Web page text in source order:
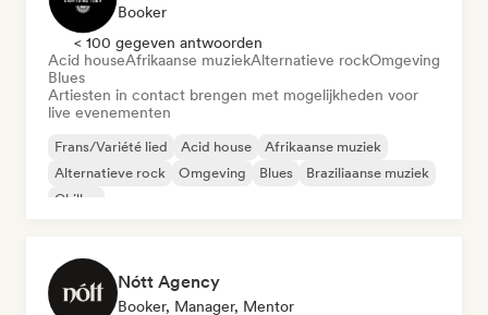
Booker
< 100 gegeven antwoorden
Acid houseAfrikaanse muziekAlternatieve rockOmgeving
Blues
Artiesten in contact brengen met mogelijkheden voor
live evenementen
Frans/Variété lied Acid house
Afrikaanse muziek
Alternatieve rock
Omgeving Blues
Braziliaanse muziek
Chillen
Nótt Agency
Booker, Manager, Mentor